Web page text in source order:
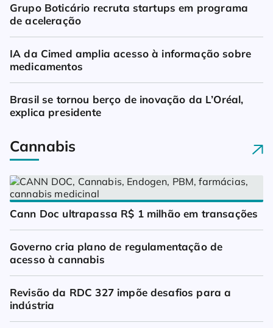
Grupo Boticário recruta startups em programa
de aceleração
IA da Cimed amplia acesso à informação sobre
medicamentos
Brasil se tornou berço de inovação da L’Oréal,
explica presidente
Cannabis
Cann Doc ultrapassa R$ 1 milhão em transações
Governo cria plano de regulamentação de
acesso à cannabis
Revisão da RDC 327 impõe desafios para a
indústria